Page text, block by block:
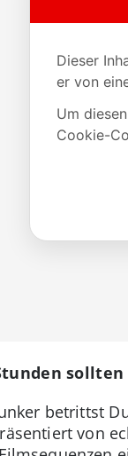
betrittst
von